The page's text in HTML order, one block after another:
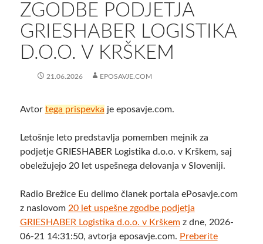
ZGODBE PODJETJA
GRIESHABER LOGISTIKA
D.O.O. V KRŠKEM
21.06.2026 EPOSAVJE.COM
Avtor tega prispevka je eposavje.com.
Letošnje leto predstavlja pomemben mejnik za
podjetje GRIESHABER Logistika d.o.o. v Krškem, saj
obeležujejo 20 let uspešnega delovanja v Sloveniji.
Radio Brežice Eu delimo članek portala ePosavje.com
z naslovom 20 let uspešne zgodbe podjetja
GRIESHABER Logistika d.o.o. v Krškemz dne, 2026-
06-21 14:31:50, avtorja eposavje.com. Preberite